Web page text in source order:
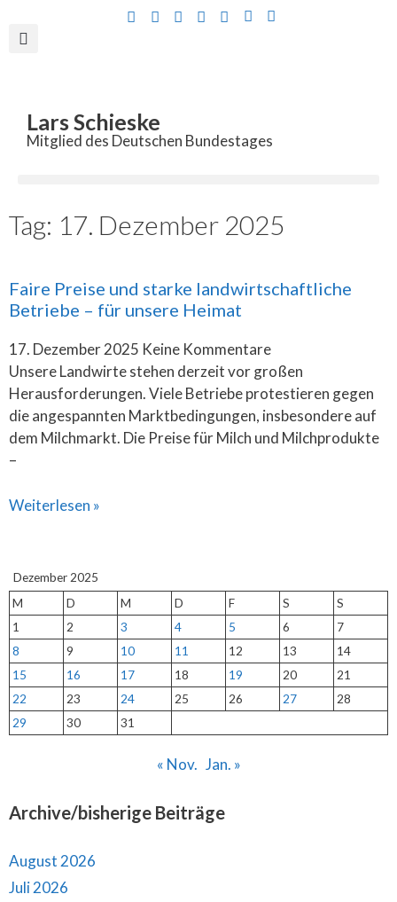
Lars Schieske
Mitglied des Deutschen Bundestages
Tag: 17. Dezember 2025
Faire Preise und starke landwirtschaftliche
Betriebe – für unsere Heimat
17. Dezember 2025 Keine Kommentare
Unsere Landwirte stehen derzeit vor großen
Herausforderungen. Viele Betriebe protestieren gegen
die angespannten Marktbedingungen, insbesondere auf
dem Milchmarkt. Die Preise für Milch und Milchprodukte
–
Weiterlesen »
Dezember 2025
M
D M D F S
S
1
2 3 4 5 6
7
8
9 10 11 12 13
14
15
16 17 18 19 20
21
22
23 24 25 26 27
28
29
30 31
« Nov. Jan. »
Archive/bisherige Beiträge
August 2026
Juli 2026